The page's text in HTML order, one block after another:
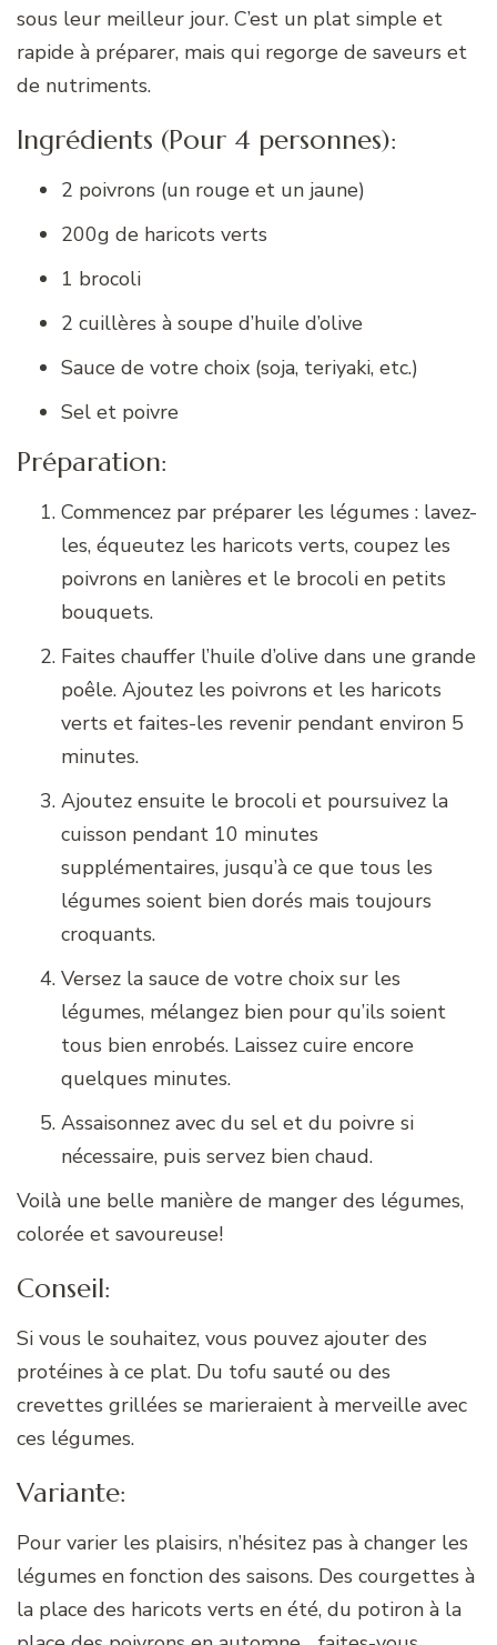
sous leur meilleur jour. C’est un plat simple et
rapide à préparer, mais qui regorge de saveurs et
de nutriments.
Ingrédients (Pour 4 personnes):
2 poivrons (un rouge et un jaune)
200g de haricots verts
1 brocoli
2 cuillères à soupe d’huile d’olive
Sauce de votre choix (soja, teriyaki, etc.)
Sel et poivre
Préparation:
Commencez par préparer les légumes : lavez-
les, équeutez les haricots verts, coupez les
poivrons en lanières et le brocoli en petits
bouquets.
Faites chauffer l’huile d’olive dans une grande
poêle. Ajoutez les poivrons et les haricots
verts et faites-les revenir pendant environ 5
minutes.
Ajoutez ensuite le brocoli et poursuivez la
cuisson pendant 10 minutes
supplémentaires, jusqu’à ce que tous les
légumes soient bien dorés mais toujours
croquants.
Versez la sauce de votre choix sur les
légumes, mélangez bien pour qu’ils soient
tous bien enrobés. Laissez cuire encore
quelques minutes.
Assaisonnez avec du sel et du poivre si
nécessaire, puis servez bien chaud.
Voilà une belle manière de manger des légumes,
colorée et savoureuse!
Conseil:
Si vous le souhaitez, vous pouvez ajouter des
protéines à ce plat. Du tofu sauté ou des
crevettes grillées se marieraient à merveille avec
ces légumes.
Variante:
Pour varier les plaisirs, n’hésitez pas à changer les
légumes en fonction des saisons. Des courgettes à
la place des haricots verts en été, du potiron à la